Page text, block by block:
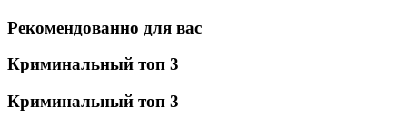
Рекомендованно для вас
Криминальный топ 3
Криминальный топ 3